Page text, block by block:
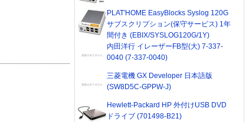
PLAT'HOME EasyBlocks Syslog 120G
サブスクリプション(保守サービス) 1年
間付き (EBIX/SYSLOG120G/1Y)
内田洋行 イレーザーFB型(大) 7-337-
0040 (7-337-0040)
三菱電機 GX Developer 日本語版
(SW8D5C-GPPW-J)
Hewlett-Packard HP 外付けUSB DVD
ドライブ (701498-B21)